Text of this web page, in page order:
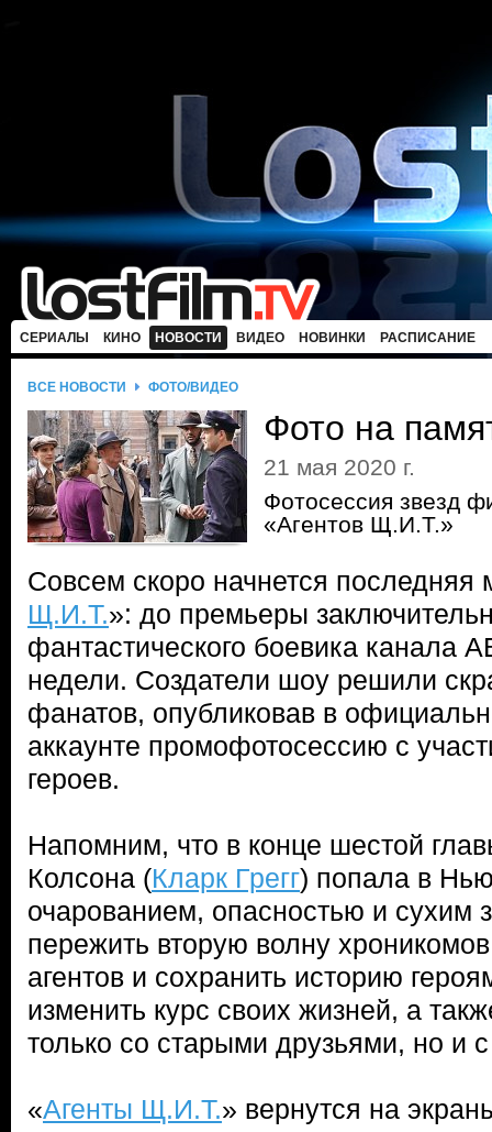
СЕРИАЛЫ КИНО НОВОСТИ ВИДЕО НОВИНКИ РАСПИСАНИЕ
ВСЕ НОВОСТИ ФОТО/ВИДЕО
Фото на
21 мая 2020 г.
Фотосессия звезд
«Агентов Щ.И.Т.»
Совсем скоро начнется последняя
Щ.И.Т.»: до премьеры
фантастического боевика канала
недели. Создатели шоу решили
фанатов, опубликовав в
аккаунте промофотосессию с
героев.
Напомним, что в конце шестой
Колсона (Кларк Грегг) попала в
очарованием, опасностью и сухим
пережить вторую волну
агентов и сохранить историю
изменить курс своих жизней, а
только со старыми друзьями, но и
«Агенты Щ.И.Т.» вернутся на